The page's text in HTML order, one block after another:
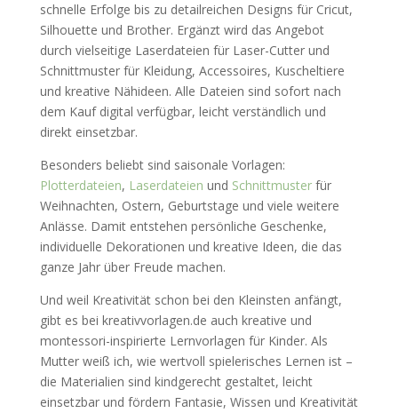
schnelle Erfolge bis zu detailreichen Designs für Cricut,
Silhouette und Brother. Ergänzt wird das Angebot
durch vielseitige Laserdateien für Laser-Cutter und
Schnittmuster für Kleidung, Accessoires, Kuscheltiere
und kreative Nähideen. Alle Dateien sind sofort nach
dem Kauf digital verfügbar, leicht verständlich und
direkt einsetzbar.
Besonders beliebt sind saisonale Vorlagen:
Plotterdateien, Laserdateien und Schnittmusterfür
Weihnachten, Ostern, Geburtstage und viele weitere
Anlässe. Damit entstehen persönliche Geschenke,
individuelle Dekorationen und kreative Ideen, die das
ganze Jahr über Freude machen.
Und weil Kreativität schon bei den Kleinsten anfängt,
gibt es bei kreativvorlagen.de auch kreative und
montessori-inspirierte Lernvorlagen für Kinder. Als
Mutter weiß ich, wie wertvoll spielerisches Lernen ist –
die Materialien sind kindgerecht gestaltet, leicht
einsetzbar und fördern Fantasie, Wissen und Kreativität